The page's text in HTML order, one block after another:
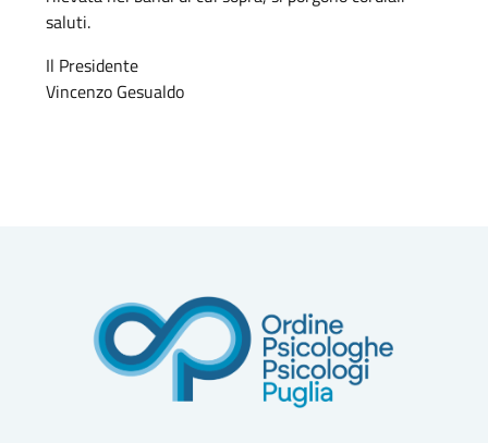
saluti.
Il Presidente
Vincenzo Gesualdo